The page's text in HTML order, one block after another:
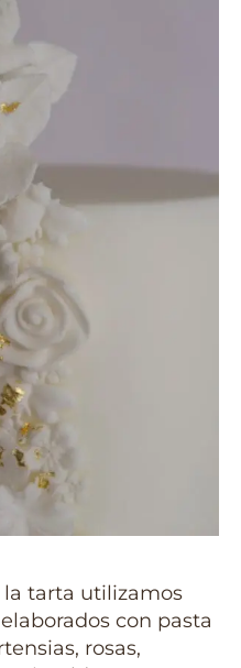
tarta utilizamos
con pasta
rosas,